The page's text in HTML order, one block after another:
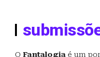
O Fantalogia é um